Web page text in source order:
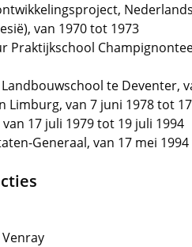
van 1970 tot 1973
Praktijkschool
te Deventer,
Limburg, van 7 juni 1978 tot
17 juli 1979 tot 19 juli 1994
Generaal, van 17 mei